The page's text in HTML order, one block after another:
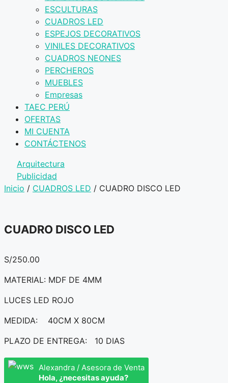
ESCULTURAS
CUADROS LED
ESPEJOS DECORATIVOS
VINILES DECORATIVOS
CUADROS NEONES
PERCHEROS
MUEBLES
Empresas
TAEC PERÚ
OFERTAS
MI CUENTA
CONTÁCTENOS
Arquitectura
Publicidad
Inicio / CUADROS LED / CUADRO DISCO LED
CUADRO DISCO LED
S/250.00
MATERIAL: MDF DE 4MM
LUCES LED ROJO
MEDIDA: 40CM X 80CM
PLAZO DE ENTREGA: 10 DIAS
Alexandra / Asesora de Venta
Hola, ¿necesitas ayuda?